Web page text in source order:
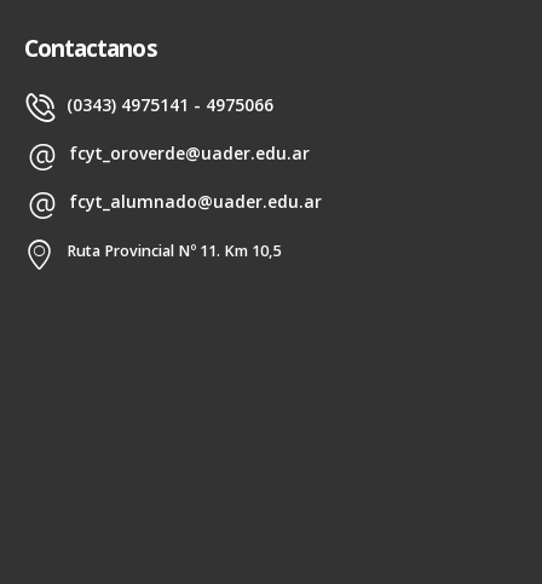
Contactanos
(0343) 4975141 - 4975066
fcyt_oroverde@uader.edu.ar
fcyt_alumnado@uader.edu.ar
Ruta Provincial Nº 11. Km 10,5